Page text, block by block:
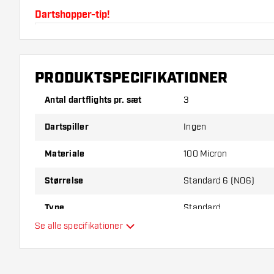
Dartshopper-tip!
Sørg for, at du har masser af flights og shafts på
beskadiget eller knækket ved brug.
for at finde ud af, hvilken der passer bedst til dig!
PRODUKTSPECIFIKATIONER
Antal dartflights pr. sæt 3
Dartspiller Ingen
Materiale 100 Micron
Størrelse Standard 6 (NO6)
Type Standard
Se alle specifikationer